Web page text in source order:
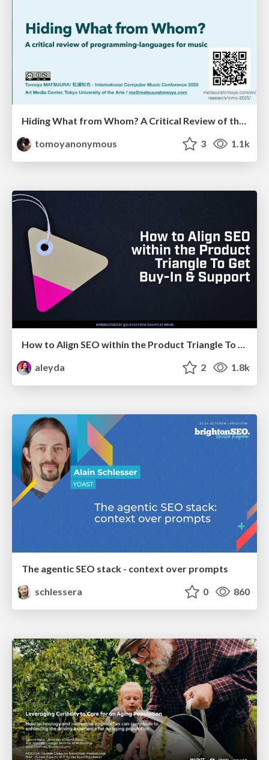
Hiding What from Whom? A Critical Review of the History of Programming languages for Music
tomoyanonymous
3 1.1k
How to Align SEO within the Product Triangle To Get Buy-In & Support - #RIMC
aleyda
2 1.8k
The agentic SEO stack - context over prompts
schlessera
0 860